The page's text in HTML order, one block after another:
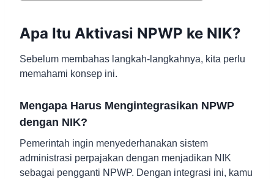
Apa Itu Aktivasi NPWP ke NIK?
Sebelum membahas langkah-langkahnya, kita perlu
memahami konsep ini.
Mengapa Harus Mengintegrasikan NPWP
dengan NIK?
Pemerintah ingin menyederhanakan sistem
administrasi perpajakan dengan menjadikan NIK
sebagai pengganti NPWP. Dengan integrasi ini, kamu